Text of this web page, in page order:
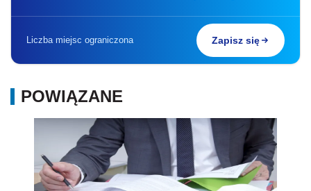
Liczba miejsc ograniczona Zapisz się
POWIĄZANE